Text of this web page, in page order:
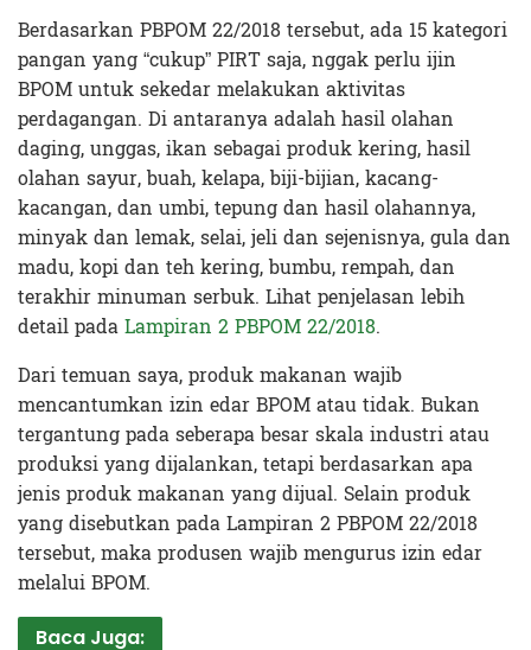
Berdasarkan PBPOM 22/2018 tersebut, ada 15 kategori
pangan yang “cukup” PIRT saja, nggak perlu ijin
BPOM untuk sekedar melakukan aktivitas
perdagangan. Di antaranya adalah hasil olahan
daging, unggas, ikan sebagai produk kering, hasil
olahan sayur, buah, kelapa, biji-bijian, kacang-
kacangan, dan umbi, tepung dan hasil olahannya,
minyak dan lemak, selai, jeli dan sejenisnya, gula dan
madu, kopi dan teh kering, bumbu, rempah, dan
terakhir minuman serbuk. Lihat penjelasan lebih
detail padaLampiran 2 PBPOM 22/2018.
Dari temuan saya, produk makanan wajib
mencantumkan izin edar BPOM atau tidak. Bukan
tergantung pada seberapa besar skala industri atau
produksi yang dijalankan, tetapi berdasarkan apa
jenis produk makanan yang dijual. Selain produk
yang disebutkan pada Lampiran 2 PBPOM 22/2018
tersebut, maka produsen wajib mengurus izin edar
melalui BPOM.
Baca Juga: